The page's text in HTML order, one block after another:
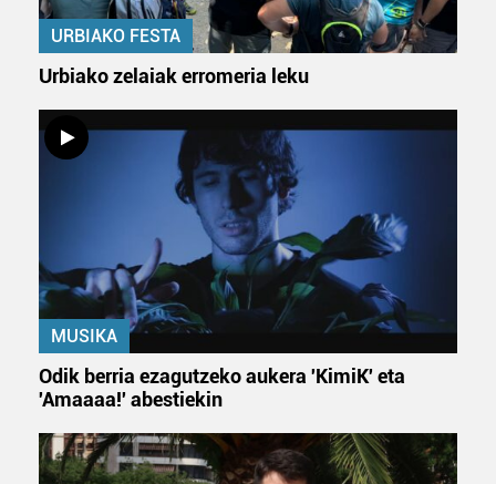
dezakezun ikusteko.
Lortu zure datu pertsonalak prozesatzeko moduari
zure baimena Cookieen adierazpenean.
Webgune honek cookie propioak eta hirugarrenen cookie-
fitxategiak erabiltzen ditu. Zure esperientzia eta
zerbitzuak hobetzeko asmoz, cookie teknologiaz
baliatzen gara. Ohar hau onartuz gero, teknologia hori
erabiltzeko baimen esplizitua ematen diguzu.Gehiago
irakurri
URBIAKO FESTA
Urbiako zelaiak erromeria leku
MUSIKA
Odik berria ezagutzeko aukera 'KimiK' eta
'Amaaaa!' abestiekin